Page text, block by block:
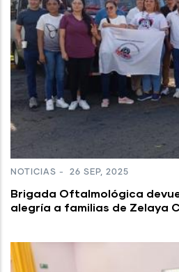
NOTICIAS - 26 SEP, 2025
Brigada Oftalmológica
alegría a familias de Zelaya